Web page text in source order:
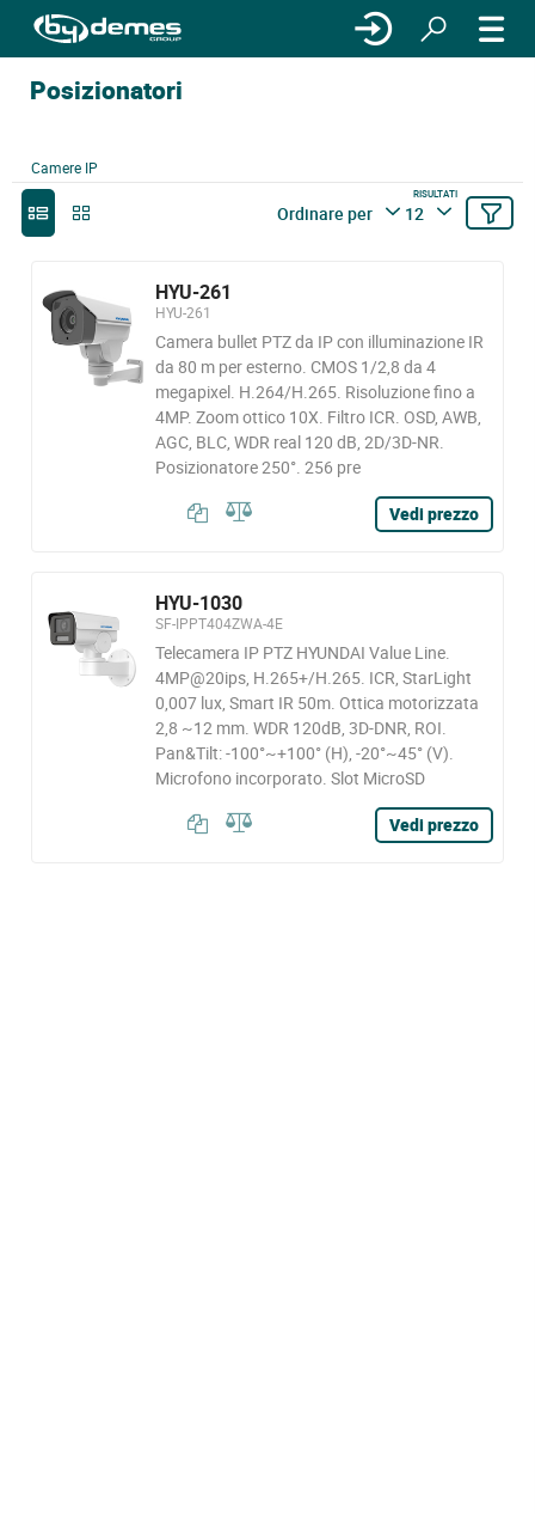
Posizionatori
Camere IP
Ordinare per
RISULTATI
12
HYU-261
HYU-261
Camera bullet PTZ da IP con illuminazione IR
da 80 m per esterno. CMOS 1/2,8 da 4
megapixel. H.264/H.265. Risoluzione fino a
4MP. Zoom ottico 10X. Filtro ICR. OSD, AWB,
AGC, BLC, WDR real 120 dB, 2D/3D-NR.
Posizionatore 250°. 256 pre
Vedi prezzo
HYU-1030
SF-IPPT404ZWA-4E
Telecamera IP PTZ HYUNDAI Value Line.
4MP@20ips, H.265+/H.265. ICR, StarLight
0,007 lux, Smart IR 50m. Ottica motorizzata
2,8 ~12 mm. WDR 120dB, 3D-DNR, ROI.
Pan&Tilt: -100°~+100° (H), -20°~45° (V).
Microfono incorporato. Slot MicroSD
Vedi prezzo